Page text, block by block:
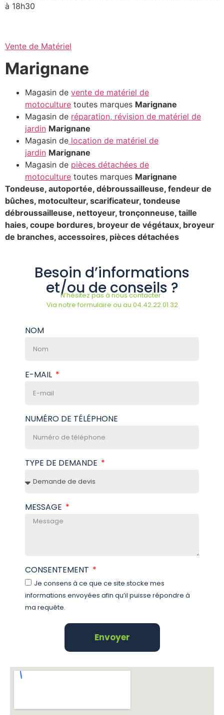
à 18h30
Vente de Matériel
Marignane
Magasin de vente de matériel de
motoculture toutes marques Marignane
Magasin de réparation, révision de matériel de
jardin Marignane
Magasin de location de matériel de
jardin Marignane
Magasin de pièces détachées de
motoculture toutes marques Marignane
Tondeuse, autoportée, débroussailleuse, fendeur de
bûches, motoculteur, scarificateur, tondeuse
débroussailleuse, nettoyeur, tronçonneuse, taille
haies, coupe bordures, broyeur de végétaux, broyeur
de branches, accessoires, pièces détachées
Besoin d’informations
et/ou de conseils ?
N’hésitez pas à nous contacter :
Via notre formulaire ou au 04.42.22.01.32
NOM
E-MAIL
NUMÉRO DE TÉLÉPHONE
TYPE DE DEMANDE
MESSAGE
CONSENTEMENT
Je consens à ce que ce site stocke mes
informations envoyées afin qu’il puisse répondre à
ma requête.
Envoyer